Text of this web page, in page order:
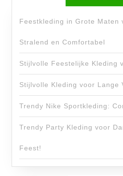
Feestkleding in Grote Maten
Stralend en Comfortabel
Stijlvolle Feestelijke Kleding
Stijlvolle Kleding voor Lange
Trendy Nike Sportkleding:
Trendy Party Kleding voor
Feest!